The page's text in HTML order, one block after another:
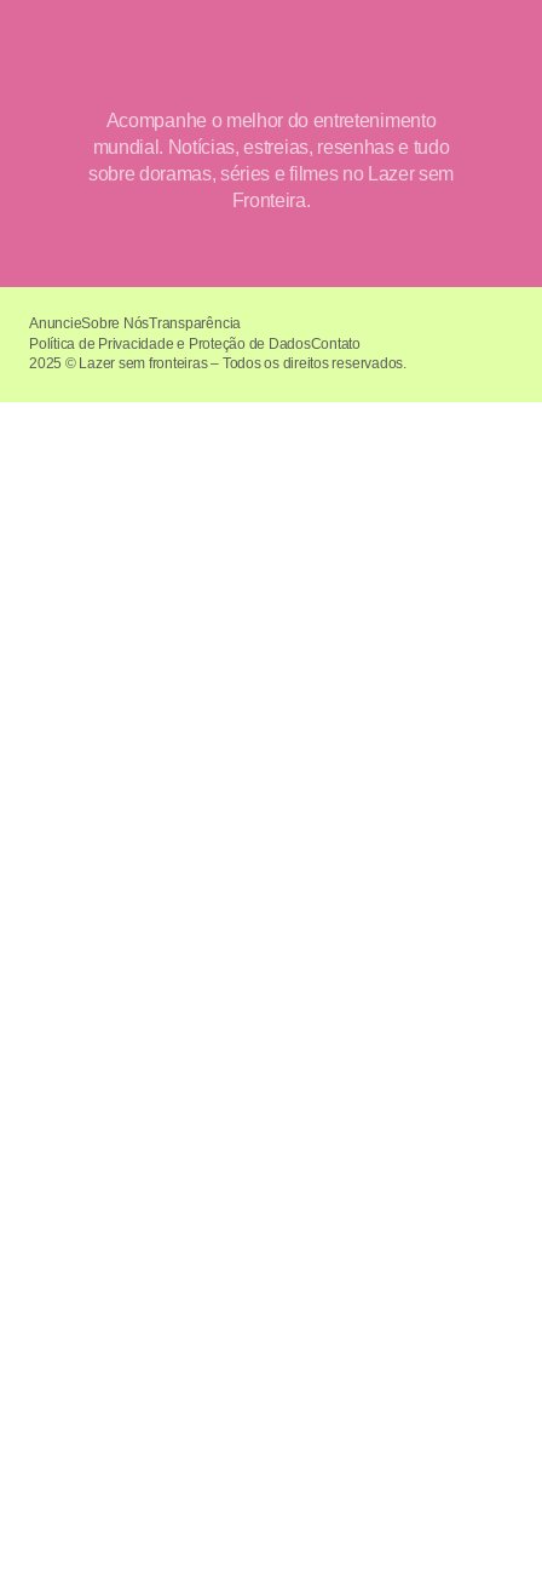
Acompanhe o melhor do entretenimento
mundial. Notícias, estreias, resenhas e tudo
sobre doramas, séries e filmes no Lazer sem
Fronteira.
2025 © Lazer sem fronteiras – Todos os direitos reservados.
AnuncieSobre NósTransparência
Política de Privacidade e Proteção de DadosContato